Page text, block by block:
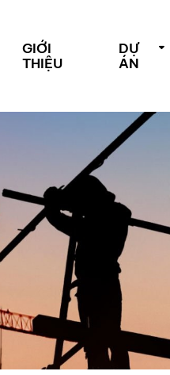
GIỚI
THIỆU
DỰ
ÁN